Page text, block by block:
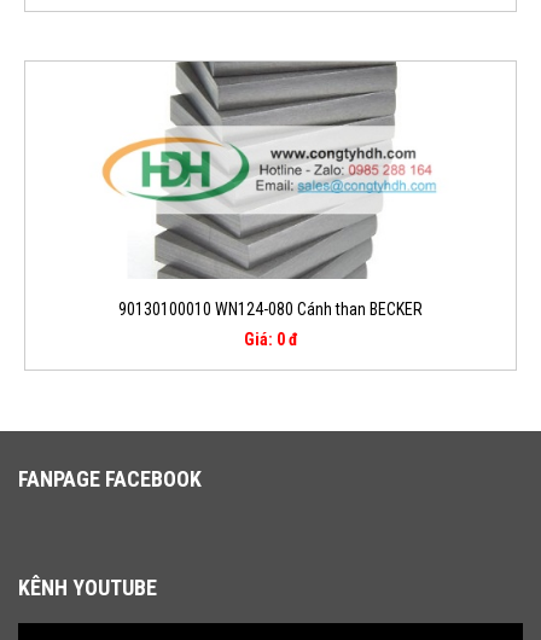
90130100010 WN124-080 Cánh than BECKER
Giá: 0 đ
FANPAGE FACEBOOK
KÊNH YOUTUBE